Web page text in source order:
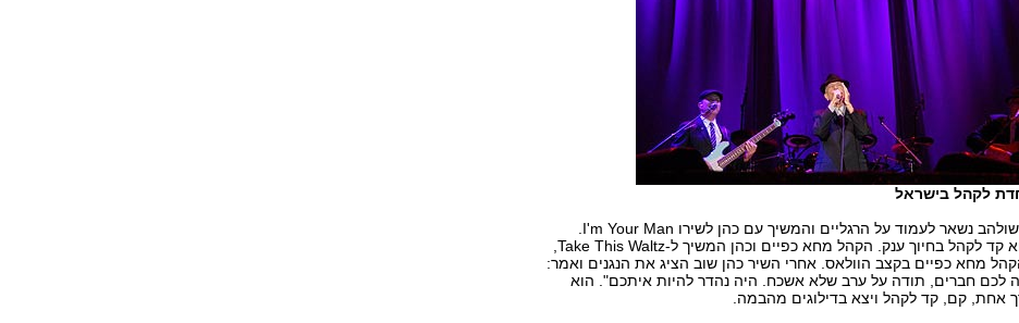
לקהל בישראל
הקהל המשולהב נשאר לעמוד על הרגליים והמשיך עם כהן לשירו I'm Your Man.
לאחריו הוא קד לקהל בחיוך ענק. הקהל מחא כפיים וכהן המשיך ל-Take This Waltz,
מחא כפיים בקצב הוולאס. אחרי השיר כהן שוב הציג את הנגנים ואמר:
לכם חברים, תודה על ערב שלא אשכח. היה נהדר להיות איתכם". הוא
אחת, קם, קד לקהל ויצא בדילוגים מהבמה.